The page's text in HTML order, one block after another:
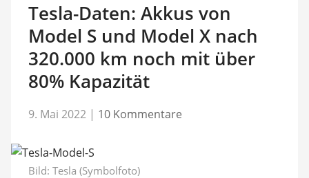
Tesla-Daten: Akkus von
Model S und Model X nach
320.000 km noch mit über
80% Kapazität
9. Mai 2022 | 10 Kommentare
Bild: Tesla (Symbolfoto)